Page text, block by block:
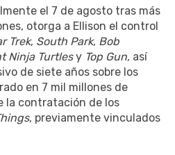
el 7 de agosto tras más
otorga a Ellison el control
Trek, South Park, Bob
Ninja Turtlesy Top Gun, así
de siete años sobre los
en 7 mil millones de
la contratación de los
, previamente vinculados